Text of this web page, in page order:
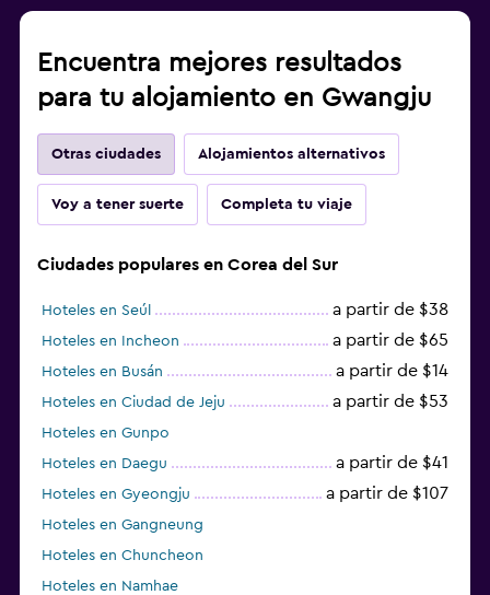
Encuentra mejores resultados
para tu alojamiento en Gwangju
Otras ciudades Alojamientos alternativos
Voy a tener suerte Completa tu viaje
Ciudades populares en Corea del Sur
Hoteles en Seúl a partir de $38
Hoteles en Incheon a partir de $65
Hoteles en Busán a partir de $14
Hoteles en Ciudad de Jeju a partir de $53
Hoteles en Gunpo
Hoteles en Daegu
a partir de $41
Hoteles en Gyeongju a partir de $107
Hoteles en Gangneung
Hoteles en Chuncheon
Hoteles en Namhae